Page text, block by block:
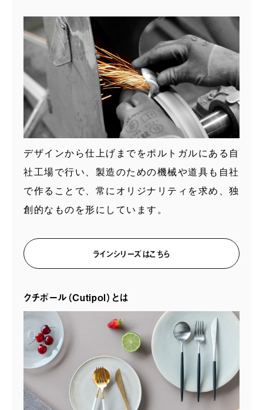
デザインから仕上げまでをポルトガルにある自
社工場で行い、製造のための機械や道具も自社
で作ることで、常にオリジナリティを求め、独
創的なものを形にしています。
ラインシリーズはこちら
クチポール（Cutipol）とは